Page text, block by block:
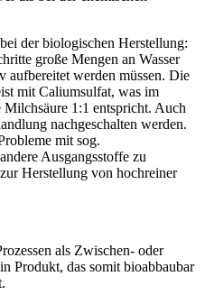
der biologischen Herstellung:
große Mengen an Wasser
aufbereitet werden müssen. Die
mit Caliumsulfat, was im
1:1 entspricht. Auch
nachgeschalten werden.
mit sog.
Ausgangsstoffe zu
Herstellung von hochreiner
als Zwischen- oder
Produkt, das somit bioabbaubar